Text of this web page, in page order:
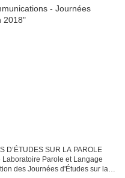
D’ÉTUDES SUR LA PAROLE
Parole et Langage
des Journées d'Études sur la